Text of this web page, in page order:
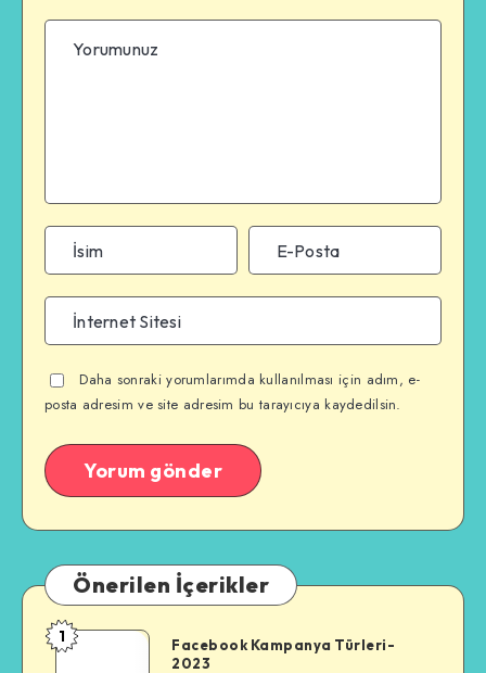
Daha sonraki yorumlarımda kullanılması için adım, e-
posta adresim ve site adresim bu tarayıcıya kaydedilsin.
Önerilen İçerikler
Facebook
1
Facebook Kampanya Türleri-
2023